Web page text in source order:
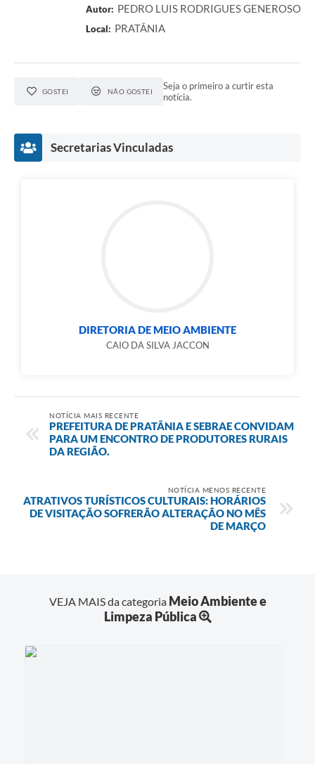
Autor: PEDRO LUIS RODRIGUES GENEROSO
Local: PRATÂNIA
GOSTEI NÃO GOSTEI
Seja o primeiro a curtir esta
notícia.
Secretarias Vinculadas
DIRETORIA DE MEIO AMBIENTE
CAIO DA SILVA JACCON
NOTÍCIA MAIS RECENTE
PREFEITURA DE PRATÂNIA E SEBRAE CONVIDAM
PARA UM ENCONTRO DE PRODUTORES RURAIS
DA REGIÃO.
NOTÍCIA MENOS RECENTE
ATRATIVOS TURÍSTICOS CULTURAIS: HORÁRIOS
DE VISITAÇÃO SOFRERÃO ALTERAÇÃO NO MÊS
DE MARÇO
VEJA MAIS da categoria Meio Ambiente e
Limpeza Pública